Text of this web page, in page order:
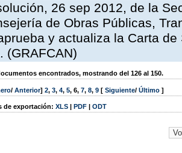
26 sep 2012, de la
de Obras Públicas,
y actualiza la Carta
(GRAFCAN)
encontrados, mostrando del 126 al 150.
/ Anterior] 2, 3, 4, 5, 6, 7, 8, 9 [ Siguiente/ Último ]
de exportación: XLS | PDF | ODT